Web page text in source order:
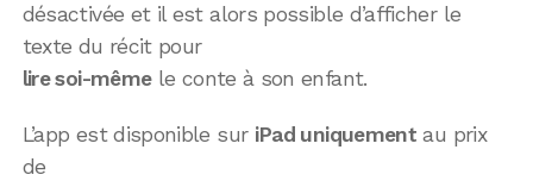
désactivée et il est alors possible d’afficher le
texte du récit pour
lire soi-mêmele conte à son enfant.
L’app est disponible sur iPad uniquement au prix
de